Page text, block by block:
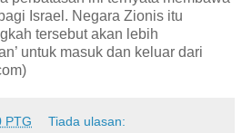
Israel. Negara Zionis itu
tersebut akan lebih
untuk masuk dan keluar dari
PTG Tiada ulasan: